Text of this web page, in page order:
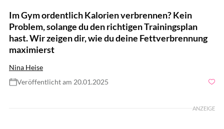
Im Gym ordentlich Kalorien verbrennen? Kein
Problem, solange du den richtigen Trainingsplan
hast. Wir zeigen dir, wie du deine Fettverbrennung
maximierst
Nina Heise
Veröffentlicht am 20.01.2025
ANZEIGE